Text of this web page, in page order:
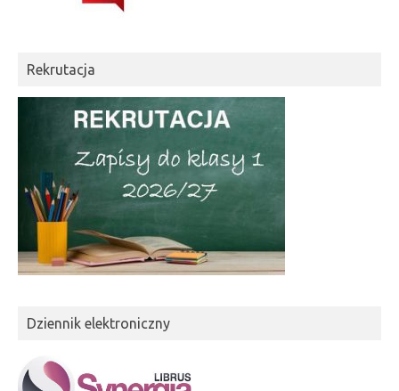
Rekrutacja
Dziennik elektroniczny